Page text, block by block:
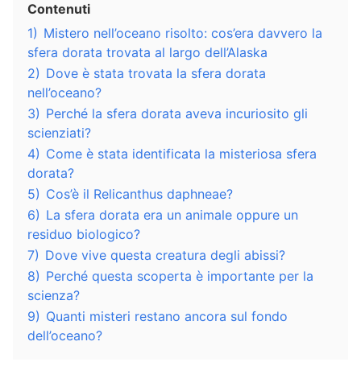
Contenuti
1) Mistero nell’oceano risolto: cos’era davvero la
sfera dorata trovata al largo dell’Alaska
2) Dove è stata trovata la sfera dorata
nell’oceano?
3) Perché la sfera dorata aveva incuriosito gli
scienziati?
4) Come è stata identificata la misteriosa sfera
dorata?
5) Cos’è il Relicanthus daphneae?
6) La sfera dorata era un animale oppure un
residuo biologico?
7) Dove vive questa creatura degli abissi?
8) Perché questa scoperta è importante per la
scienza?
9) Quanti misteri restano ancora sul fondo
dell’oceano?